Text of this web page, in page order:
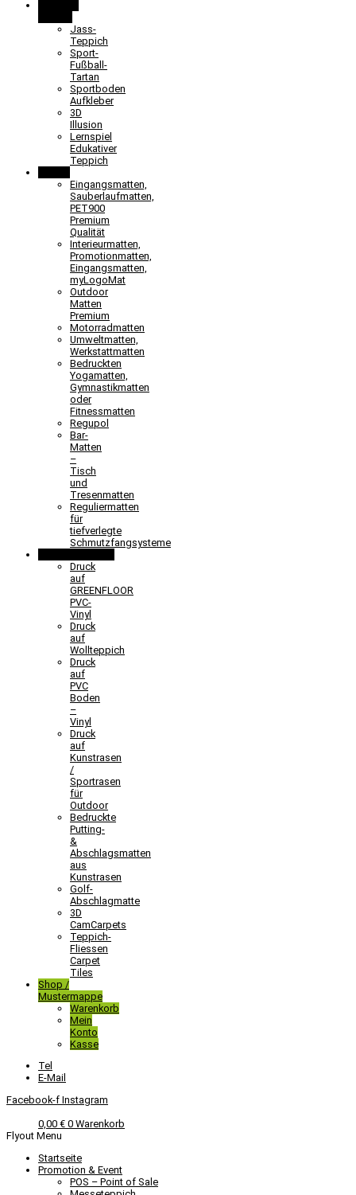
Jass-
Teppich
Sport-
Fußball-
Tartan
Sportboden
Aufkleber
3D
Illusion
Lernspiel
Edukativer
Teppich
Eingangsmatten,
Sauberlaufmatten,
PET900
Premium
Qualität
Interieurmatten,
Promotionmatten,
Eingangsmatten,
myLogoMat
Outdoor
Matten
Premium
Motorradmatten
Umweltmatten,
Werkstattmatten
Bedruckten
Yogamatten,
Gymnastikmatten
oder
Fitnessmatten
Regupol
Bar-
Matten
–
Tisch
und
Tresenmatten
Reguliermatten
für
tiefverlegte
Schmutzfangsysteme
Druck
auf
GREENFLOOR
PVC-
Vinyl
Druck
auf
Wollteppich
Druck
auf
PVC
Boden
–
Vinyl
Druck
auf
Kunstrasen
/
Sportrasen
für
Outdoor
Bedruckte
Putting-
&
Abschlagsmatten
aus
Kunstrasen
Golf-
Abschlagmatte​
3D
CamCarpets
Teppich-
Fliessen
Carpet
Tiles
Shop /
Mustermappe
Warenkorb
Mein
Konto
Kasse
Tel
E-Mail
Facebook-f Instagram
0,00 € 0 Warenkorb
Flyout Menu
Startseite
Promotion & Event
POS – Point of Sale